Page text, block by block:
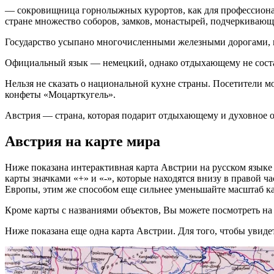
— сокровищница горнолыжных курортов, как для
стране множество соборов, замков, монастырей,
Государство усыпано многочисленными железными дорогами,
Официальный язык — немецкий, однако отдыхающему не
Нельзя не сказать о национальной кухне страны. Посетители
конфеты «Моцарткугель».
Австрия — страна, которая подарит отдыхающему и духовное
Австрия на карте мира
Ниже показана интерактивная карта Австрии на русском
карты значками «+» и «-», которые находятся внизу в правой
Европы, этим же способом еще сильнее уменьшайте масштаб
Кроме карты с названиями объектов, Вы можете посмотреть
Ниже показана еще одна карта Австрии. Для того, чтобы